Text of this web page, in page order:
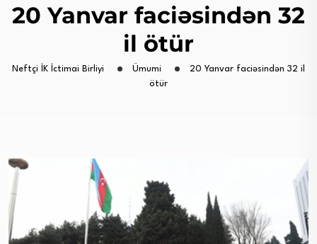
20 Yanvar faciəsindən 32
il ötür
Neftçi İK İctimai Birliyi Ümumi
20 Yanvar faciəsindən 32 il
ötür